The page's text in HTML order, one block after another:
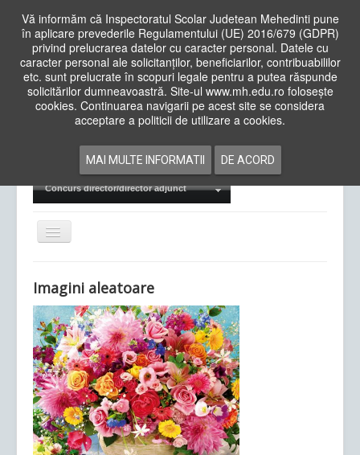
Vă informăm că Inspectoratul Scolar Judetean Mehedinti pune
în aplicare prevederile Regulamentului (UE) 2016/679 (GDPR)
privind prelucrarea datelor cu caracter personal. Datele cu
caracter personal ale solicitanților, beneficiarilor, contribuabililor
etc. sunt prelucrate în scopuri legale pentru a putea răspunde
solicitărilor dumneavoastră. Site-ul www.mh.edu.ro folosește
cookies. Continuarea navigarii pe acest site se considera
acceptare a politicii de utilizare a cookies.
MAI MULTE INFORMATII DE ACORD
Cauta
in
siteAcasa Cadre Didactice
Examene Naționale
Concurs director/director adjunct
Comută
navigarea
Ultimele articole: Vi, 04.11.2022 -Inspectoratul Școlar
Județean Mehedinți
Imagini aleatoare